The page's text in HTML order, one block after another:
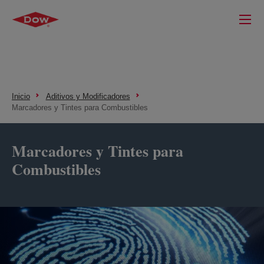
Inicio
Aditivos y Modificadores
Marcadores y Tintes para Combustibles
Marcadores y Tintes para
Combustibles